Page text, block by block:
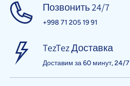
Позвонить 24/7
+998 71 205 19 91
TezTez Доставка
Доставим за 60 минут, 24/7